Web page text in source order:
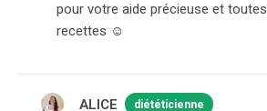
pour votre aide précieuse et
recettes ☺️
ALICE diététicienne